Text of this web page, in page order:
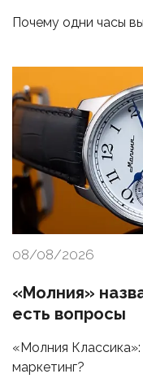
Почему одни часы
08/08/2026
«Молния»
есть вопросы
«Молния
маркетинг?